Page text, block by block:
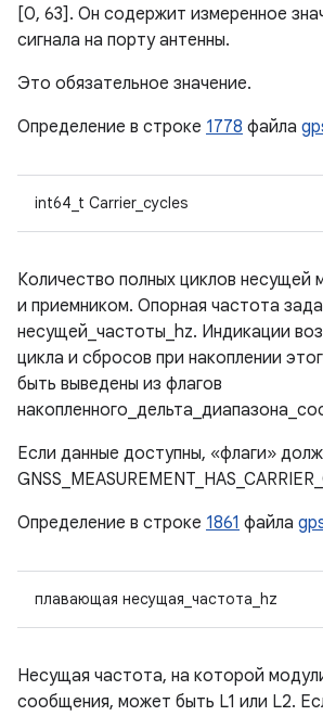
[0, 63]. Он содержит измеренное
сигнала на порту антенны.
Это обязательное значение.
Определение в строке 1778 файла
int64_t Carrier_cycles
Количество полных циклов несущей
и приемником. Опорная частота
несущей_частоты_hz. Индикации
цикла и сбросов при накоплении
быть выведены из флагов
Если данные доступны, «флаги»
Определение в строке 1861 файла
плавающая несущая_частота_hz
Несущая частота, на которой
сообщения, может быть L1 или L2.